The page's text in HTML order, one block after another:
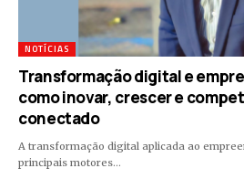
NOTÍCIAS
Transformação digital e
como inovar, crescer e
conectado
A transformação digital aplicada ao
principais motores…